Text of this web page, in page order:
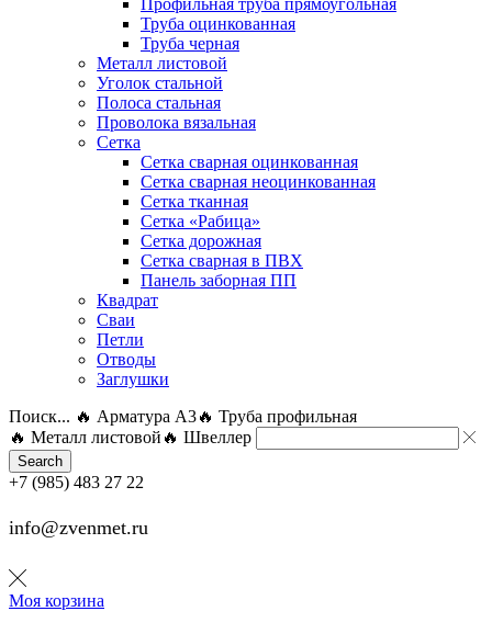
Профильная труба прямоугольная
Труба оцинкованная
Труба черная
Металл листовой
Уголок стальной
Полоса стальная
Проволока вязальная
Сетка
Сетка сварная оцинкованная
Сетка сварная неоцинкованная
Сетка тканная
Сетка «Рабица»
Сетка дорожная
Сетка сварная в ПВХ
Панель заборная ПП
Квадрат
Сваи
Петли
Отводы
Заглушки
Поиск... 🔥 Арматура А3🔥 Труба профильная
🔥 Металл листовой 🔥 Швеллер
Search
+7 (985) 483 27 22
info@zvenmet.ru
Моя корзина